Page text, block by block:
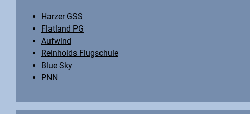
Harzer GSS
Flatland PG
Aufwind
Reinholds Flugschule
Blue Sky
PNN